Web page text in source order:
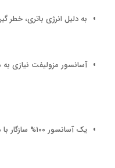
به دلیل انرژی باتری، خطر
آسانسور مزولیفت نیازی به
یک آسانسور ۱۰۰% سازگار با محیط زیست است.